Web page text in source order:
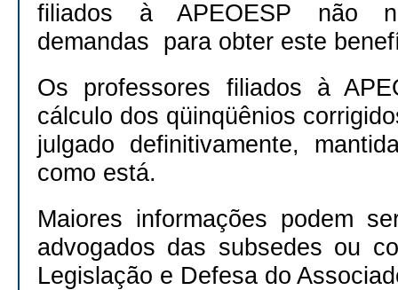
filiados à APEOESP não
demandas para obter este
Os professores filiados à
cálculo dos qüinqüênios
julgado definitivamente,
como está.
Maiores informações podem
advogados das subsedes ou
Legislação e Defesa do